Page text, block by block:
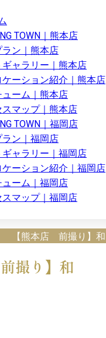
TOWN｜熊本店
ラン｜熊本店
ギャラリー｜熊本店
ケーション紹介｜熊本店
ューム｜熊本店
スマップ｜熊本店
TOWN｜福岡店
ラン｜福岡店
ギャラリー｜福岡店
ケーション紹介｜福岡店
ューム｜福岡店
スマップ｜福岡店
【熊本店 前撮り】和
撮り】和